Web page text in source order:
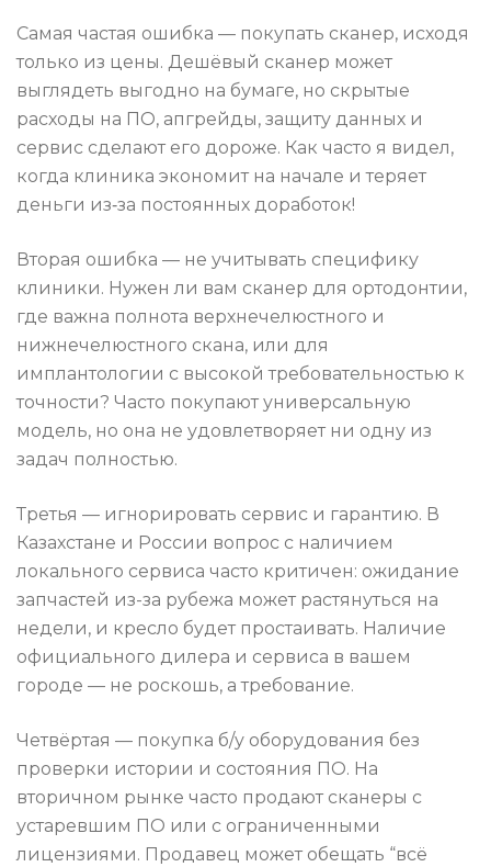
Самая частая ошибка — покупать сканер, исходя
только из цены. Дешёвый сканер может
выглядеть выгодно на бумаге, но скрытые
расходы на ПО, апгрейды, защиту данных и
сервис сделают его дороже. Как часто я видел,
когда клиника экономит на начале и теряет
деньги из‑за постоянных доработок!
Вторая ошибка — не учитывать специфику
клиники. Нужен ли вам сканер для ортодонтии,
где важна полнота верхнечелюстного и
нижнечелюстного скана, или для
имплантологии с высокой требовательностью к
точности? Часто покупают универсальную
модель, но она не удовлетворяет ни одну из
задач полностью.
Третья — игнорировать сервис и гарантию. В
Казахстане и России вопрос с наличием
локального сервиса часто критичен: ожидание
запчастей из-за рубежа может растянуться на
недели, и кресло будет простаивать. Наличие
официального дилера и сервиса в вашем
городе — не роскошь, а требование.
Четвёртая — покупка б/у оборудования без
проверки истории и состояния ПО. На
вторичном рынке часто продают сканеры с
устаревшим ПО или с ограниченными
лицензиями. Продавец может обещать “всё